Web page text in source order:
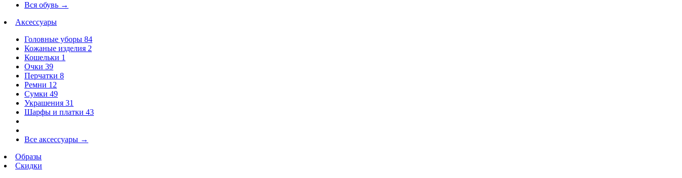
Вся обувь →
Аксессуары
Головные уборы 84
Кожаные изделия 2
Кошельки 1
Очки 39
Перчатки 8
Ремни 12
Сумки 49
Украшения 31
Шарфы и платки 43
Все аксессуары →
Образы
Скидки